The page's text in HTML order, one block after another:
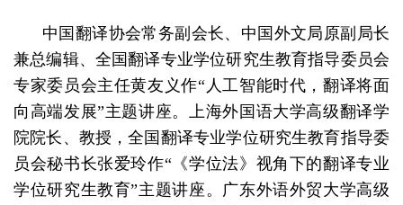
中国翻译协会常务副会长、中国外文局原副局长
兼总编辑、全国翻译专业学位研究生教育指导委员会
专家委员会主任黄友义作“人工智能时代，翻译将面
向高端发展”主题讲座。上海外国语大学高级翻译学
院院长、教授，全国翻译专业学位研究生教育指导委
员会秘书长张爱玲作“《学位法》视角下的翻译专业
学位研究生教育”主题讲座。广东外语外贸大学高级